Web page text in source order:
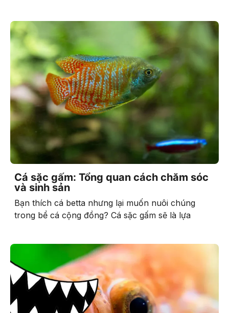
Cá sặc gấm: Tổng quan cách chăm sóc
và sinh sản
Bạn thích cá betta nhưng lại muốn nuôi chúng
trong bể cá cộng đồng? Cá sặc gấm sẽ là lựa